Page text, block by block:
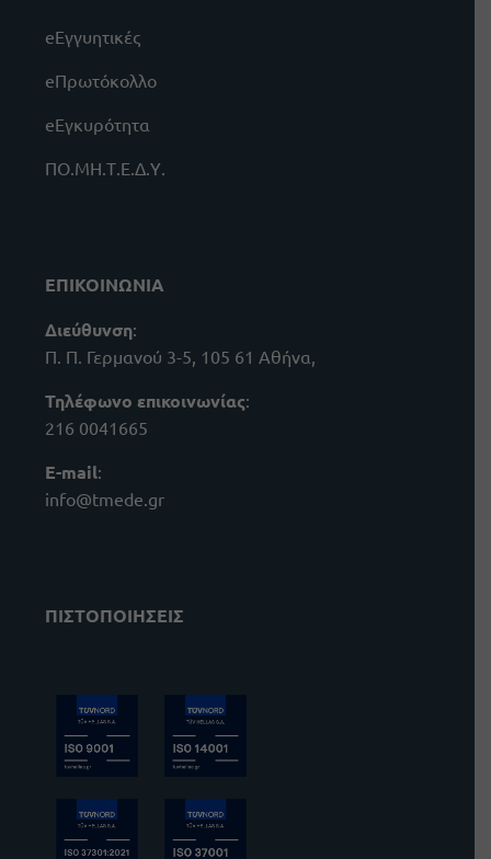
eΕγγυητικές
eΠρωτόκολλο
eΕγκυρότητα
ΠΟ.ΜΗ.Τ.Ε.Δ.Υ.
ΕΠΙΚΟΙΝΩΝΙΑ
Διεύθυνση:
Π. Π. Γερμανού 3-5, 105 61 Αθήνα,
Τηλέφωνο επικοινωνίας:
216 0041665
E-mail:
info@tmede.gr
ΠΙΣΤΟΠΟΙΗΣΕΙΣ